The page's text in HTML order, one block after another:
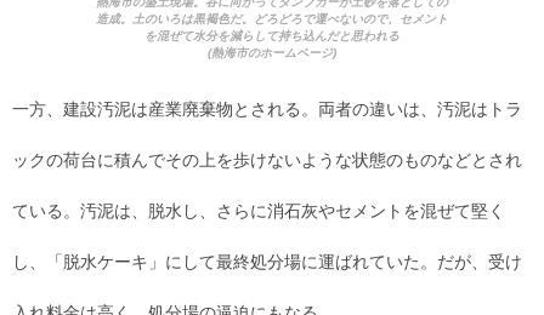
造成。土のいろは黒褐色だ。どろどろで運べないので、セメント
を混ぜて水分を減らして持ち込んだと思われる
(熱海市のホームページ)
一方、建設汚泥は産業廃棄物とされる。両者の違いは、汚泥はトラ
ックの荷台に積んでその上を歩けないような状態のものなどとされ
ている。汚泥は、脱水し、さらに消石灰やセメントを混ぜて堅く
し、「脱水ケーキ」にして最終処分場に運ばれていた。だが、受け